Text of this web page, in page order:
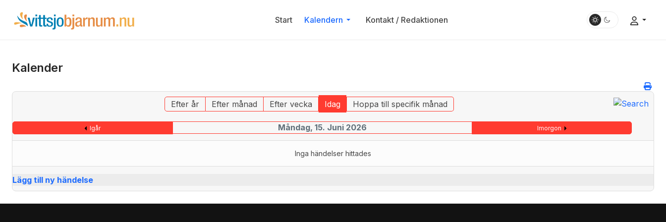
Start Kalendern Kontakt / Redaktionen
Kalender
Efter år Efter månad Efter vecka Idag Hoppa till specifik månad
Igår Måndag, 15. Juni 2026 Imorgon
Inga händelser hittades
Lägg till ny händelse